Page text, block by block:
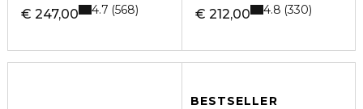
€ 247,00 4.7 568 € 212,00 4.8 330
BESTSELLER